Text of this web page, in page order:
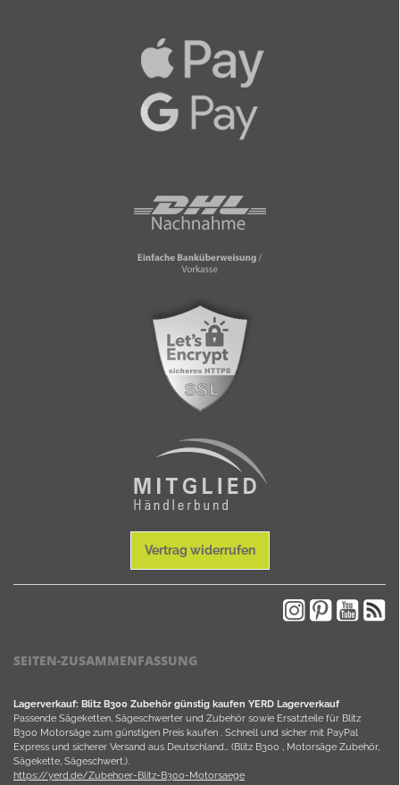
Vertrag widerrufen
SEITEN-ZUSAMMENFASSUNG
Lagerverkauf: Blitz B300 Zubehör günstig kaufen YERD Lagerverkauf
Passende Sägeketten, Sägeschwerter und Zubehör sowie Ersatzteile für Blitz
B300 Motorsäge zum günstigen Preis kaufen . Schnell und sicher mit PayPal
Express und sicherer Versand aus Deutschland… (Blitz B300 , Motorsäge Zubehör,
Sägekette, Sägeschwert,).
https://yerd.de/Zubehoer-Blitz-B300-Motorsaege